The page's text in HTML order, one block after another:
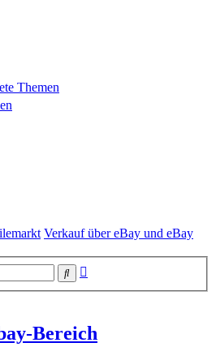
Themen
Verkauf über eBay und eBay
Suche
Bereich